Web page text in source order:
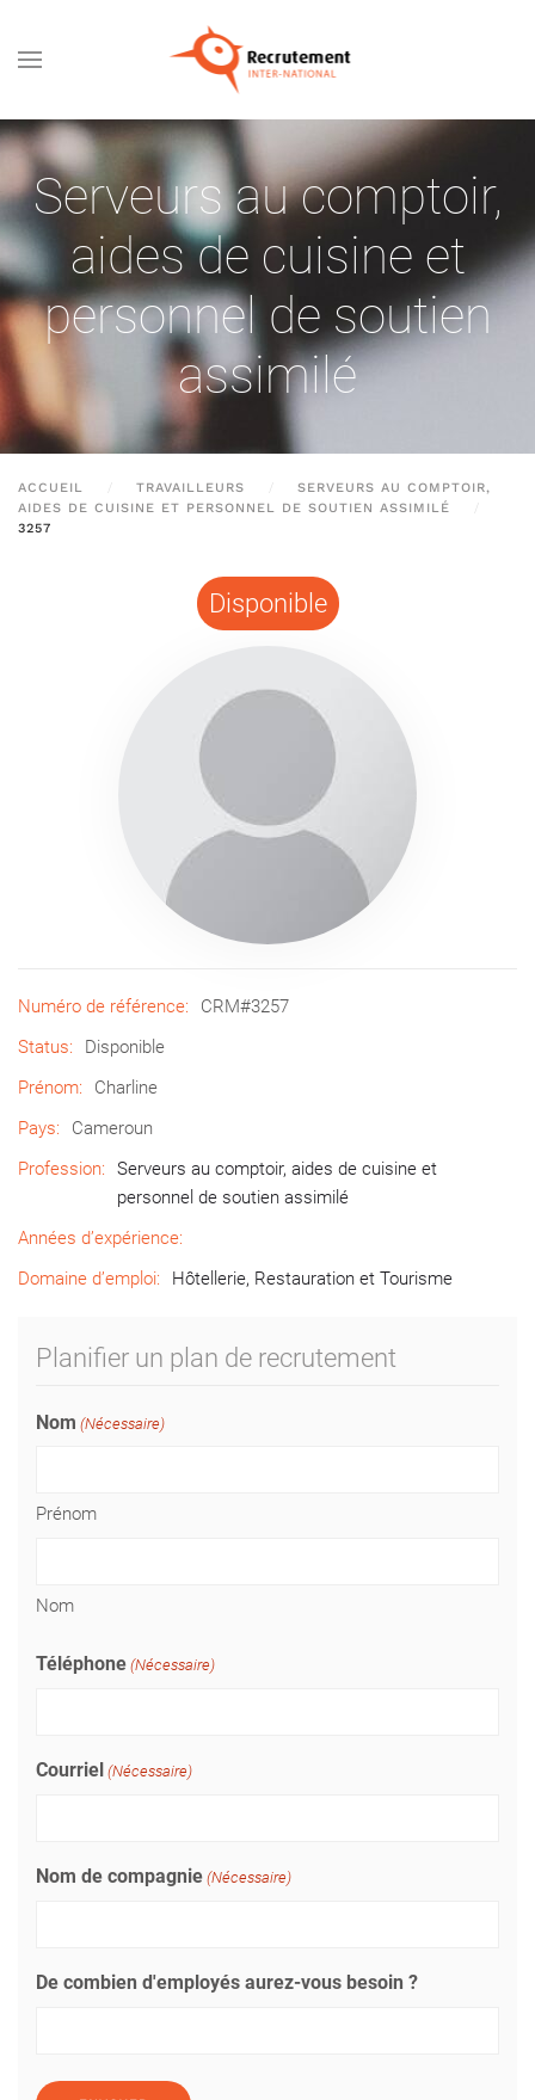
Passer au contenu principal
Serveurs au comptoir,
aides de cuisine et
personnel de soutien
assimilé
ACCUEIL TRAVAILLEURS
SERVEURS AU COMPTOIR,
AIDES DE CUISINE ET PERSONNEL DE SOUTIEN ASSIMILÉ
3257
Disponible
Numéro de référence:
CRM#3257
Status:
Disponible
Prénom:
Charline
Pays:
Cameroun
Profession:
Serveurs au comptoir, aides de cuisine et
personnel de soutien assimilé
Années d’expérience:
Domaine d’emploi:
Hôtellerie, Restauration et Tourisme
Planifier un plan de recrutement
Nom (Nécessaire)
Prénom
Nom
Téléphone (Nécessaire)
Courriel (Nécessaire)
Nom de compagnie (Nécessaire)
De combien d'employés aurez-vous besoin ?